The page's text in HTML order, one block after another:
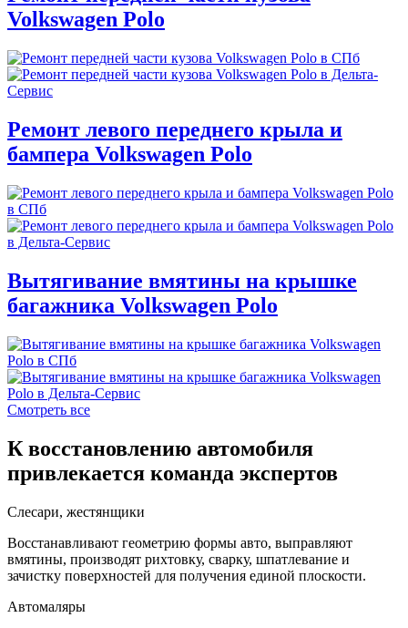
Volkswagen Polo
Ремонт левого переднего крыла и
бампера Volkswagen Polo
Вытягивание вмятины на крышке
багажника Volkswagen Polo
Смотреть все
К восстановлению автомобиля
привлекается команда экспертов
Слесари, жестянщики
Восстанавливают геометрию формы авто, выправляют
вмятины, производят рихтовку, сварку, шпатлевание и
зачистку поверхностей для получения единой плоскости.
Автомаляры